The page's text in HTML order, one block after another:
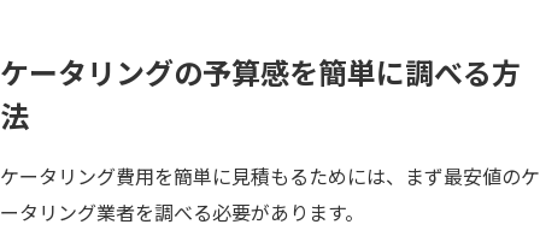
ケータリングの予算感を簡単に調べる方
法
ケータリング費用を簡単に見積もるためには、まず最安値のケ
ータリング業者を調べる必要があります。